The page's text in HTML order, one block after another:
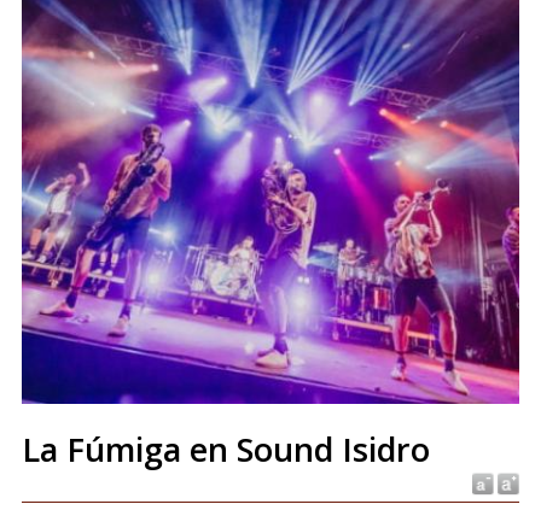
La Fúmiga en Sound Isidro